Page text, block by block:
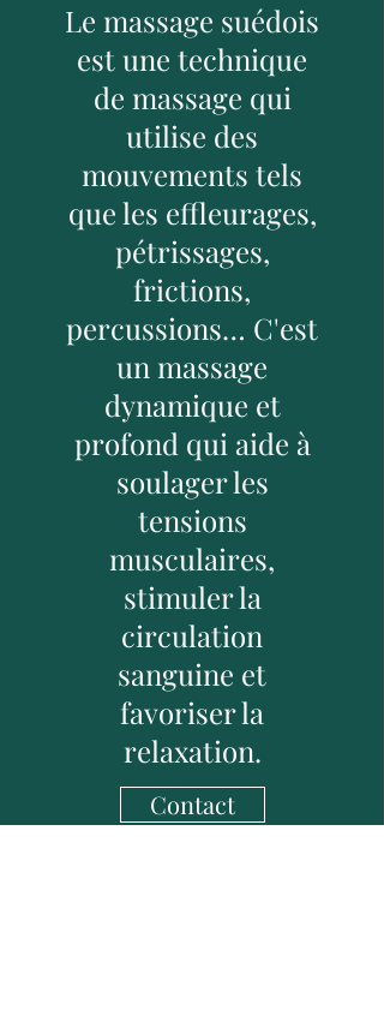
Le massage suédois
est une technique
de massage qui
utilise des
mouvements tels
que les effleurages,
pétrissages,
frictions,
percussions… C'est
un massage
dynamique et
profond qui aide à
soulager les
tensions
musculaires,
stimuler la
circulation
sanguine et
favoriser la
relaxation.
Contact